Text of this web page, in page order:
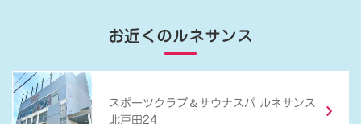
お近くのルネサンス
スポーツクラブ ＆ サウナスパ ルネサンス
北戸田24